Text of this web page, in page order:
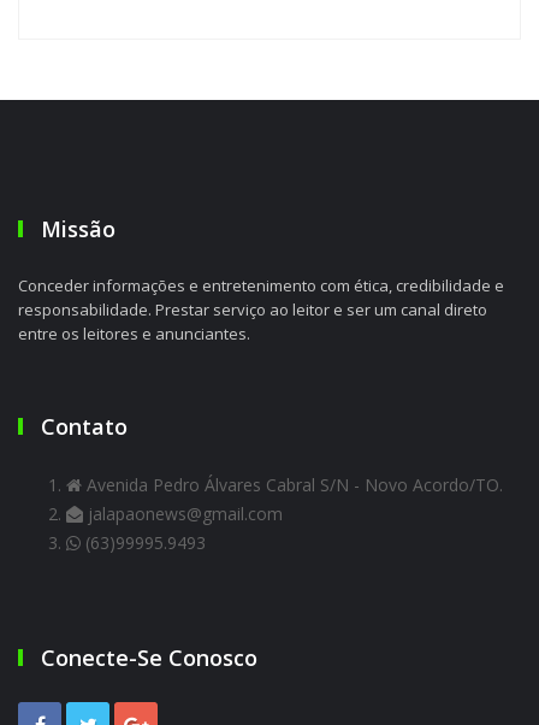
Missão
Conceder informações e entretenimento com ética, credibilidade e
responsabilidade. Prestar serviço ao leitor e ser um canal direto
entre os leitores e anunciantes.
Contato
Avenida Pedro Álvares Cabral S/N - Novo Acordo/TO.
jalapaonews@gmail.com
(63)99995.9493
Conecte-Se Conosco